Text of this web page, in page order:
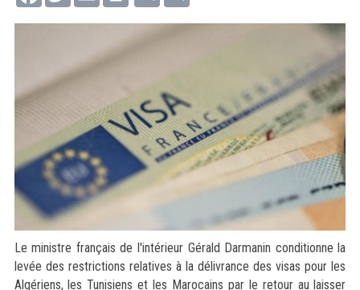
Le ministre français de l'intérieur Gérald Darmanin conditionne la
levée des restrictions relatives à la délivrance des visas pour les
Algériens, les Tunisiens et les Marocains par le retour au laisser